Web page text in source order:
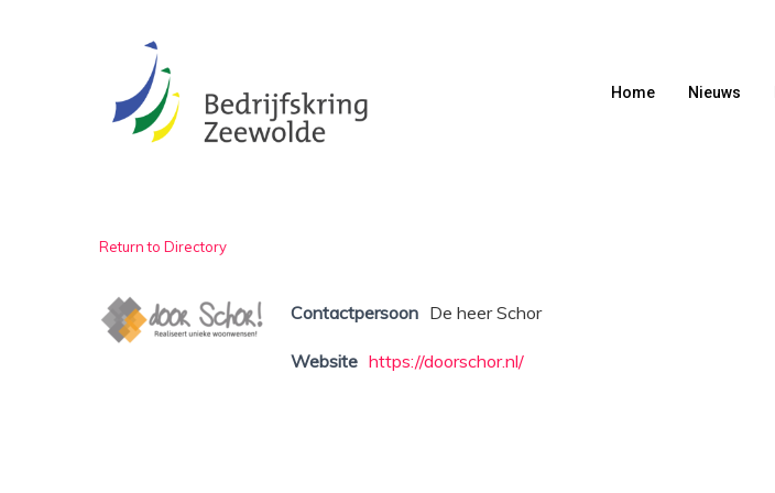
Home Nieuws
Return to Directory
Contactpersoon De heer Schor
Website https://doorschor.nl/